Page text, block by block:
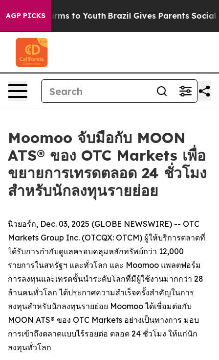
AGP PICKS
Harms to Youth Brazil Gives Parents Social
Moomoo จับมือกับ MOON
ATS® ของ OTC Markets เพื่อ
ขยายการเทรดตลอด 24 ชั่วโมง
สำหรับนักลงทุนรายย่อย
นิวยอร์ก, Dec. 03, 2025 (GLOBE NEWSWIRE) -- OTC
Markets Group Inc. (OTCQX: OTCM) ผู้ให้บริการตลาดที่
ได้รับการกำกับดูแลครอบคลุมหลักทรัพย์กว่า 12,000
รายการในสหรัฐฯ และทั่วโลก และ Moomoo แพลตฟอร์ม
การลงทุนและเทรดชั้นนำระดับโลกที่มีผู้ใช้งานมากกว่า 28
ล้านคนทั่วโลก ได้ประกาศความสำเร็จครั้งสำคัญในการ
ลงทุนสำหรับนักลงทุนรายย่อย Moomoo ได้เชื่อมต่อกับ
MOON ATS® ของ OTC Markets อย่างเป็นทางการ มอบ
การเข้าถึงตลาดแบบไร้รอยต่อ ตลอด 24 ชั่วโมง ให้แก่นัก
ลงทุนทั่วโลก